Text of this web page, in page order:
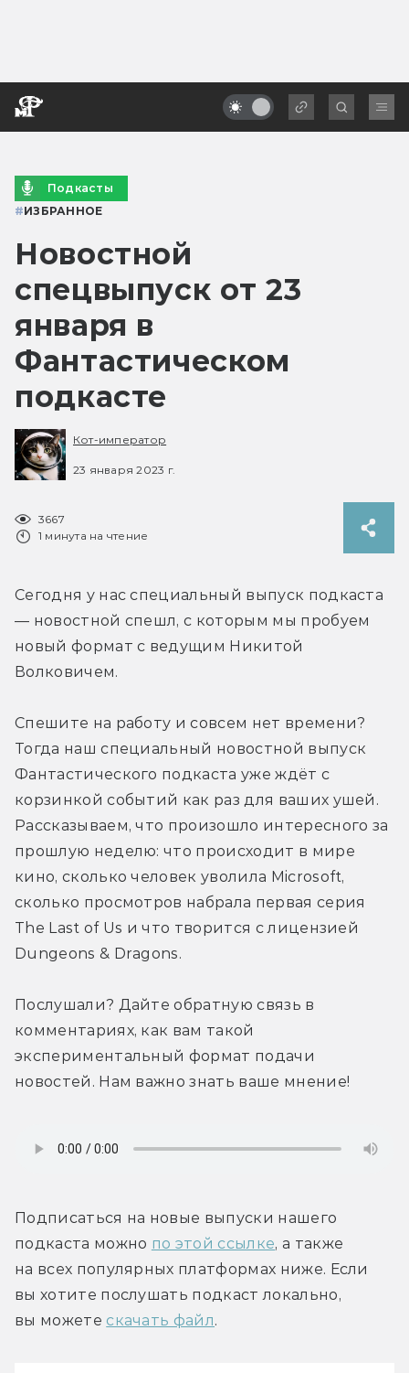
Подкасты
#ИЗБРАННОЕ
Новостной
спецвыпуск от 23
января в
Фантастическом
подкасте
Кот-император
23 января 2023 г.
3667
1 минута на чтение
Сегодня у нас специальный выпуск подкаста
— новостной спешл, с которым мы пробуем
новый формат с ведущим Никитой
Волковичем.
Спешите на работу и совсем нет времени?
Тогда наш специальный новостной выпуск
Фантастического подкаста уже ждёт с
корзинкой событий как раз для ваших ушей.
Рассказываем, что произошло интересного за
прошлую неделю: что происходит в мире
кино, сколько человек уволила Microsoft,
сколько просмотров набрала первая серия
The Last of Us и что творится с лицензией
Dungeons & Dragons.
Послушали? Дайте обратную связь в
комментариях, как вам такой
экспериментальный формат подачи
новостей. Нам важно знать ваше мнение!
Подписаться на новые выпуски нашего
подкаста можно по этой ссылке, а также
на всех популярных платформах ниже. Если
вы хотите послушать подкаст локально,
вы можете скачать файл.